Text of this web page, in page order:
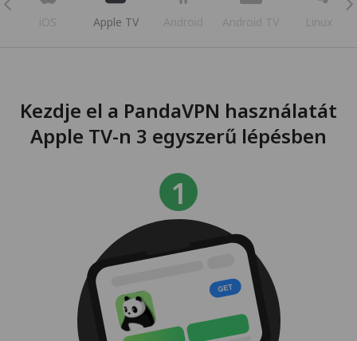
iOS Apple TV Android Android TV Linux
Kezdje el a PandaVPN használatát
Apple TV-n 3 egyszerű lépésben